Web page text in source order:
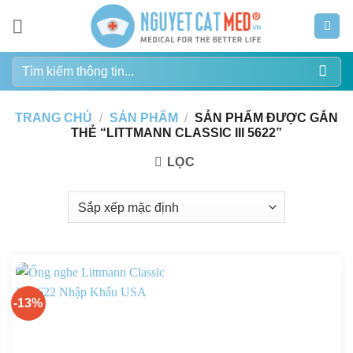
dung
Tìm
kiếm:
TRANG CHỦ / SẢN PHẨM / SẢN PHẨM ĐƯỢC GẮN
THẺ “LITTMANN CLASSIC III 5622”
LỌC
-13%